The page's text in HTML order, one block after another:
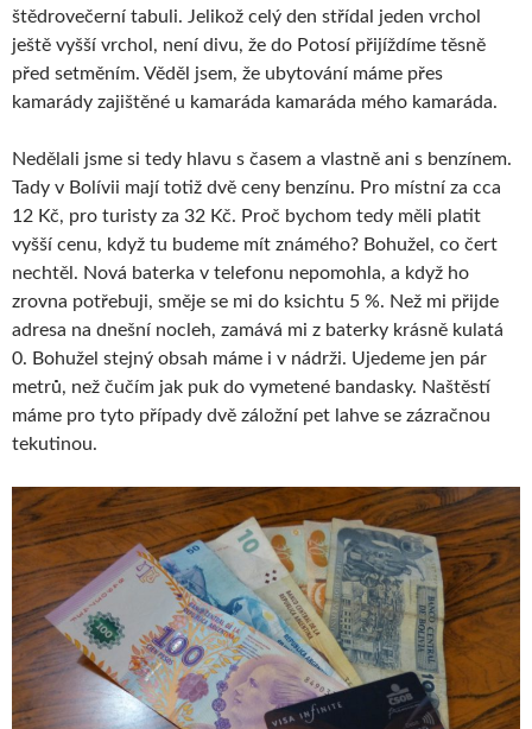
štědrovečerní tabuli. Jelikož celý den střídal jeden vrchol
ještě vyšší vrchol, není divu, že do Potosí přijíždíme těsně
před setměním. Věděl jsem, že ubytování máme přes
kamarády zajištěné u kamaráda kamaráda mého kamaráda.
Nedělali jsme si tedy hlavu s časem a vlastně ani s benzínem.
Tady v Bolívii mají totiž dvě ceny benzínu. Pro místní za cca
12 Kč, pro turisty za 32 Kč. Proč bychom tedy měli platit
vyšší cenu, když tu budeme mít známého? Bohužel, co čert
nechtěl. Nová baterka v telefonu nepomohla, a když ho
zrovna potřebuji, směje se mi do ksichtu 5 %. Než mi přijde
adresa na dnešní nocleh, zamává mi z baterky krásně kulatá
0. Bohužel stejný obsah máme i v nádrži. Ujedeme jen pár
metrů, než čučím jak puk do vymetené bandasky. Naštěstí
máme pro tyto případy dvě záložní pet lahve se zázračnou
tekutinou.